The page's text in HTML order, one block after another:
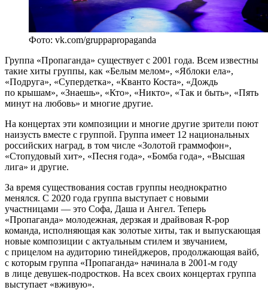
Фото: vk.com/gruppapropaganda
Группа «Пропаганда» существует с 2001 года. Всем известны
такие хиты группы, как «Белым мелом», «Яблоки ела»,
«Подруга», «Супердетка», «Кванто Коста», «Дождь
по крышам», «Знаешь», «Кто», «Никто», «Так и быть», «Пять
минут на любовь» и многие другие.
На концертах эти композиции и многие другие зрители поют
наизусть вместе с группой. Группа имеет 12 национальных
российских наград, в том числе «Золотой граммофон»,
«Стопудовый хит», «Песня года», «Бомба года», «Высшая
лига» и другие.
За время существования состав группы неоднократно
менялся. С 2020 года группа выступает с новыми
участницами — это Софа, Даша и Ангел. Теперь
«Пропаганда» молодежная, дерзкая и драйвовая R-pop
команда, исполняющая как золотые хиты, так и выпускающая
новые композиции с актуальным стилем и звучанием,
с прицелом на аудиторию тинейджеров, продолжающая вайб,
с которым группа «Пропаганда» начинала в 2001-м году
в лице девушек-подростков. На всех своих концертах группа
выступает «вживую».